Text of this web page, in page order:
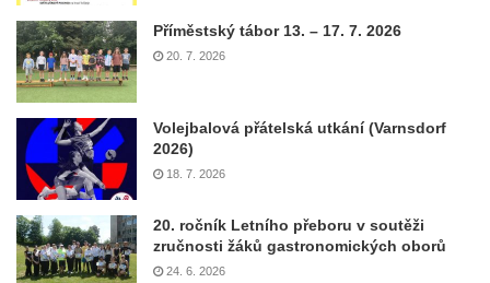
Příměstský tábor 13. – 17. 7. 2026
20. 7. 2026
Volejbalová přátelská utkání (Varnsdorf
2026)
18. 7. 2026
20. ročník Letního přeboru v soutěži
zručnosti žáků gastronomických oborů
24. 6. 2026